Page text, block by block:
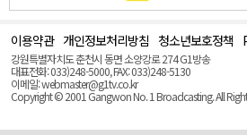
이용약관 개인정보처리방침 청소년보호정책
강원특별자치도 춘천시 동면 소양강로 274 G1방송
대표전화: 033)248-5000, FAX: 033)248-5130
이메일: webmaster@g1tv.co.kr
Copyright © 2001 Gangwon No. 1 Broadcasting. All